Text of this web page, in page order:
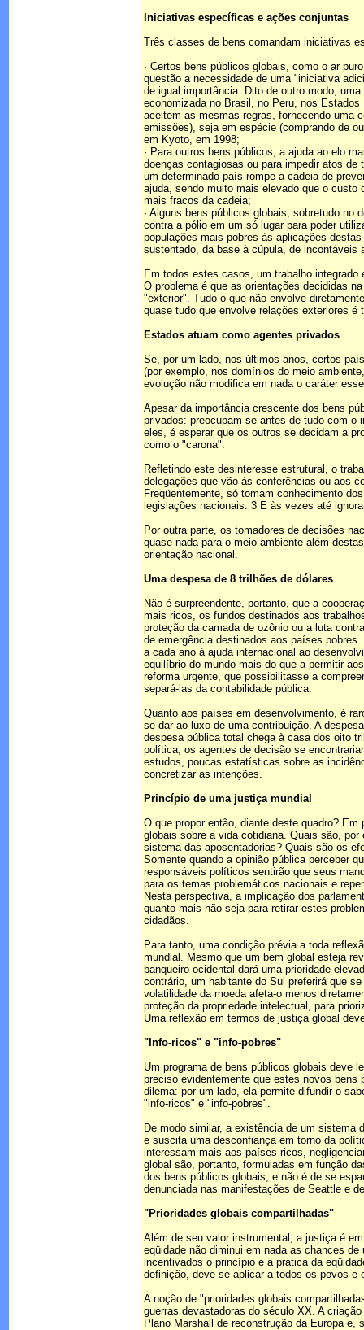
Iniciativas específicas e ações conjuntas
Três classes de bens comandam iniciativas
· Certos bens públicos globais, como o ar
questão a necessidade de uma "iniciativa
de igual importância. Dito de outro modo,
economizada no Brasil, no Peru, nos
aceitem as mesmas regras, fornecendo uma
emissões), seja em espécie (comprando de
em Kyoto, em 1998;
· Para outros bens públicos, a ajuda ao elo
doenças contagiosas ou para impedir atos
um determinado país rompe a cadeia de
ajuda, sendo muito mais elevado que o
mais fracos da cadeia;
· Alguns bens públicos globais, sobretudo
contra a pólio em um só lugar para poder
populações mais pobres às aplicações
sustentado, da base à cúpula, de incontáveis
Em todos estes casos, um trabalho
O problema é que as orientações decididas
"exterior". Tudo o que não envolve
quase tudo que envolve relações exteriores
Estados atuam como agentes privados
Se, por um lado, nos últimos anos, certos
(por exemplo, nos domínios do meio
evolução não modifica em nada o caráter
Apesar da importância crescente dos bens
privados: preocupam-se antes de tudo com o
eles, é esperar que os outros se decidam a
como o "carona".
Refletindo este desinteresse estrutural, o
delegações que vão às conferências ou aos
Freqüentemente, só tomam conhecimento
legislações nacionais. 3 E às vezes até
Por outra parte, os tomadores de decisões
quase nada para o meio ambiente além
orientação nacional.
Uma despesa de 8 trilhões de dólares
Não é surpreendente, portanto, que a
mais ricos, os fundos destinados aos
proteção da camada de ozônio ou a luta
de emergência destinados aos países
a cada ano à ajuda internacional ao
equilíbrio do mundo mais do que a permitir
reforma urgente, que possibilitasse a
separá-las da contabilidade pública.
Quanto aos países em desenvolvimento, é
se dar ao luxo de uma contribuição. A
despesa pública total chega à casa dos oito
política, os agentes de decisão se
estudos, poucas estatísticas sobre as
concretizar as intenções.
Princípio de uma justiça mundial
O que propor então, diante deste quadro?
globais sobre a vida cotidiana. Quais são,
sistema das aposentadorias? Quais são os
Somente quando a opinião pública perceber
responsáveis políticos sentirão que seus
para os temas problemáticos nacionais e
Nesta perspectiva, a implicação dos
quanto mais não seja para retirar estes
cidadãos.
Para tanto, uma condição prévia a toda
mundial. Mesmo que um bem global esteja
banqueiro ocidental dará uma prioridade
contrário, um habitante do Sul preferirá que
volatilidade da moeda afeta-o menos
proteção da propriedade intelectual, para
Uma reflexão em termos de justiça global
"Info-ricos" e "info-pobres"
Um programa de bens públicos globais deve
preciso evidentemente que estes novos
dilema: por um lado, ela permite difundir o
"info-ricos" e "info-pobres".
De modo similar, a existência de um sistema
e suscita uma desconfiança em torno da
interessam mais aos países ricos,
global são, portanto, formuladas em função
dos bens públicos globais, e não é de se
denunciada nas manifestações de Seattle e
"Prioridades globais compartilhadas"
Além de seu valor instrumental, a justiça é
eqüidade não diminui em nada as chances
incentivados o princípio e a prática da
definição, deve se aplicar a todos os povos e
A noção de "prioridades globais
guerras devastadoras do século XX. A
Plano Marshall de reconstrução da Europa